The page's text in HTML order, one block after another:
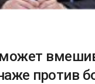
против